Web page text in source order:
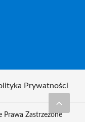
Prywatności
Zastrzeżone